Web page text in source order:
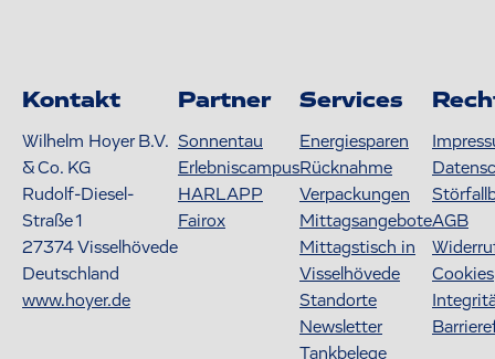
Kontakt
Wilhelm Hoyer B.V.
& Co. KG
Rudolf-Diesel-
Straße 1
27374Visselhövede
Deutschland
www.hoyer.de
Partner
Sonnentau
Erlebniscampus
HARLAPP
Fairox
Services
Energiesparen
Rücknahme
Verpackungen
Mittagsangebote
Mittagstisch in
Visselhövede
Standorte
Newsletter
Tankbelege
AGB
Cookies